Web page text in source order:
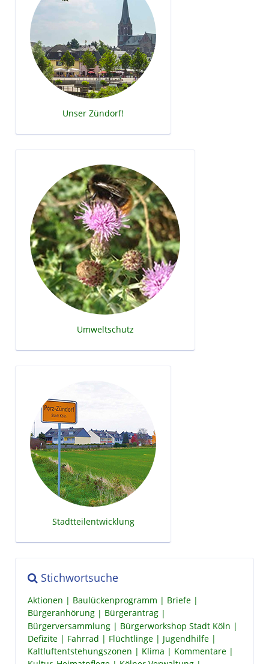
Unser Zündorf!
Umweltschutz
Stadtteilentwicklung
Stichwortsuche
Aktionen Baulückenprogramm
Briefe
Bürgeranhörung
Bürgerantrag
Bürgerversammlung
Bürgerworkshop Stadt Köln
Defizite
Fahrrad Flüchtlinge
Jugendhilfe
Kaltluftentstehungszonen
Klima
Kommentare